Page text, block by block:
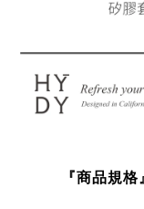
『商品規格